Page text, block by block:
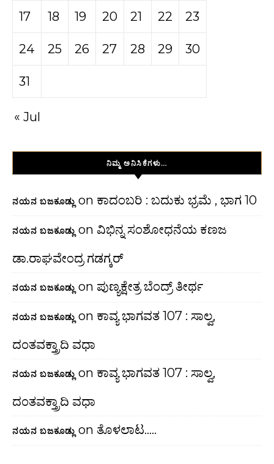
17 18 19 20 21 22 23
24 25 26 27 28 29 30
31
« Jul
ನಿಮ್ಮ ಅನಿಸಿಕೆಗಳು…
ನಯನ ಬಜಕೂಡ್ಲು on ಕಾದಂಬರಿ : ಬದುಕು ಭ್ರಮೆ , ಭಾಗ 10
ನಯನ ಬಜಕೂಡ್ಲು on ವಿಭಿನ್ನ ಸಂಶೋಧನೆಯ ಕಣಜ
ಡಾ.ರಾಘವೇಂದ್ರ ಗಡಗ್ಕರ್
ನಯನ ಬಜಕೂಡ್ಲು on ಪುಣ್ಯಕ್ಷೇತ್ರ ಬೆಂದ್ರ್ ತೀರ್ಥ
ನಯನ ಬಜಕೂಡ್ಲು on ಕಾವ್ಯ ಭಾಗವತ 107 : ಸಾಲ್ವ,
ದಂತವಕ್ತ್ರಾದಿ ವಧಾ
ನಯನ ಬಜಕೂಡ್ಲು on ಕಾವ್ಯ ಭಾಗವತ 107 : ಸಾಲ್ವ,
ದಂತವಕ್ತ್ರಾದಿ ವಧಾ
ನಯನ ಬಜಕೂಡ್ಲು on ತೊಳಲಾಟ…..